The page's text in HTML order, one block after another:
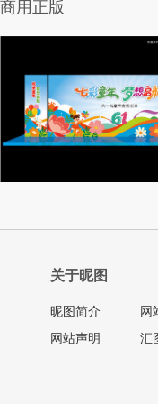
商用正版
关于昵图
昵图简介
网站声明
网
汇